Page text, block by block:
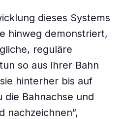
dieses Systems
hinweg demonstriert,
reguläre
so aus ihrer Bahn
hinterher bis auf
die Bahnachse und
nachzeichnen“,